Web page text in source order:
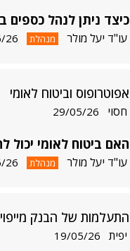
כיצד ניתן לנהל
עו"ד יעל מולר מנהלת 26
אפוטרופוס וביטוח לאומי
חסוי 29/05/26
האם ביטוח לאומי
עו"ד יעל מולר מנהלת 26
התעלמות של הבנק
יפית 19/05/26